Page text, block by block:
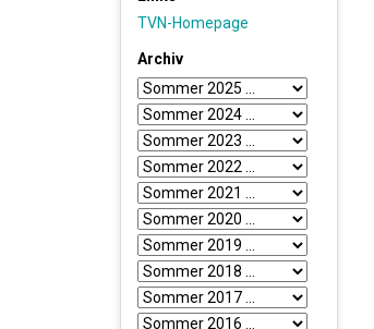
TVN-Homepage
Archiv